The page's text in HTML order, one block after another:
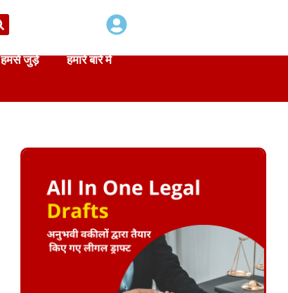
हमसे जुड़े हमारे बारे में